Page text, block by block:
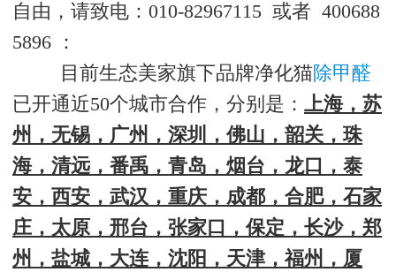
自由，请致电：010-82967115 或者 400688
5896 ：
目前生态美家旗下品牌净化猫除甲醛
已开通近50个城市合作，分别是： 上海，苏
州，无锡，广州，深圳，佛山，韶关，珠
海，清远，番禹，青岛，烟台，龙口，泰
安，西安，武汉，重庆，成都，合肥，石家
庄，太原，邢台，张家口，保定，长沙，郑
州，盐城，大连，沈阳，天津，福州，厦